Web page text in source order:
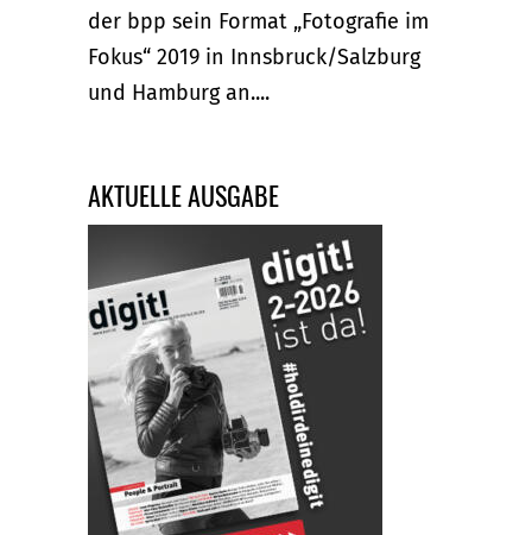
der bpp sein Format „Fotografie im
Fokus“ 2019 in Innsbruck/Salzburg
und Hamburg an....
AKTUELLE AUSGABE